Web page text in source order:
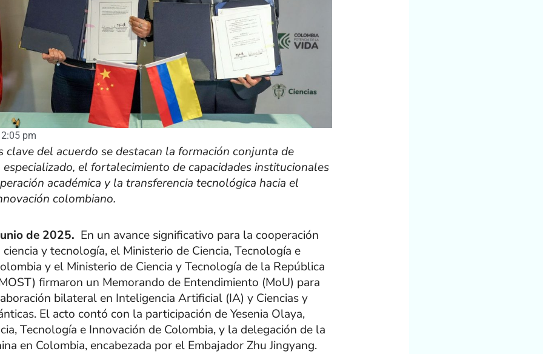
2:05 pm
clave del acuerdo se destacan la formación conjunta de
el fortalecimiento de capacidades institucionales
académica y la transferencia tecnológica hacia el
colombiano.
de 2025. En un avance significativo para la cooperación
y tecnología, el Ministerio de Ciencia, Tecnología e
y el Ministerio de Ciencia y Tecnología de la República
firmaron un Memorando de Entendimiento (MoU) para
bilateral en Inteligencia Artificial (IA) y Ciencias y
El acto contó con la participación de Yesenia Olaya,
Tecnología e Innovación de Colombia, y la delegación de la
en Colombia, encabezada por el Embajador Zhu Jingyang.